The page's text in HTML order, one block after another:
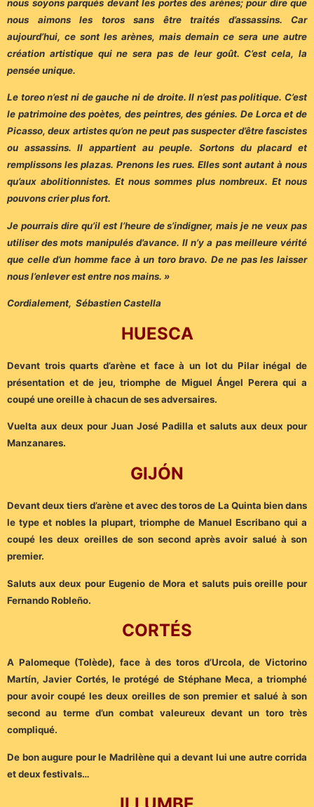
nous soyons parqués devant les portes des arènes; pour dire que
nous aimons les toros sans être traités d’assassins. Car
aujourd’hui, ce sont les arènes, mais demain ce sera une autre
création artistique qui ne sera pas de leur goût. C’est cela, la
pensée unique.
Le toreo n’est ni de gauche ni de droite. Il n’est pas politique. C’est
le patrimoine des poètes, des peintres, des génies. De Lorca et de
Picasso, deux artistes qu’on ne peut pas suspecter d’être fascistes
ou assassins. Il appartient au peuple. Sortons du placard et
remplissons les plazas. Prenons les rues. Elles sont autant à nous
qu’aux abolitionnistes. Et nous sommes plus nombreux. Et nous
pouvons crier plus fort.
Je pourrais dire qu’il est l’heure de s’indigner, mais je ne veux pas
utiliser des mots manipulés d’avance. Il n’y a pas meilleure vérité
que celle d’un homme face à un toro bravo. De ne pas les laisser
nous l’enlever est entre nos mains. »
Cordialement, Sébastien Castella
HUESCA
Devant trois quarts d’arène et face à un lot du Pilar inégal de
présentation et de jeu, triomphe de Miguel Ángel Perera qui a
coupé une oreille à chacun de ses adversaires.
Vuelta aux deux pour Juan José Padilla et saluts aux deux pour
Manzanares.
GIJÓN
Devant deux tiers d’arène et avec des toros de La Quinta bien dans
le type et nobles la plupart, triomphe de Manuel Escribano qui a
coupé les deux oreilles de son second après avoir salué à son
premier.
Saluts aux deux pour Eugenio de Mora et saluts puis oreille pour
Fernando Robleño.
CORTÉS
A Palomeque (Tolède), face à des toros d’Urcola, de Victorino
Martín, Javier Cortés, le protégé de Stéphane Meca, a triomphé
pour avoir coupé les deux oreilles de son premier et salué à son
second au terme d’un combat valeureux devant un toro très
compliqué.
De bon augure pour le Madrilène qui a devant lui une autre corrida
et deux festivals…